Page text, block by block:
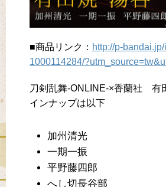
■商品リンク： http://p-
1000114284/
刀剣乱舞-ONLINE-×香蘭社 有
インナップは以下
加州清光
一期一振
平野藤四郎
へし切長谷部